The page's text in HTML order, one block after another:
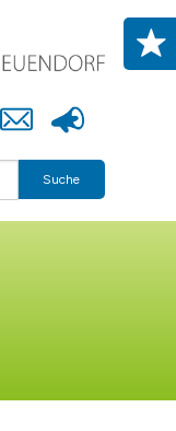
Kontakt Presse
Suche